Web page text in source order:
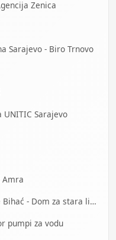
Zenica
Sarajevo - Biro Trnovo
Sarajevo
Amra
Starački dom Bihać - Dom za stare Bihać - Dom za stara lica Bihać
pumpi za vodu